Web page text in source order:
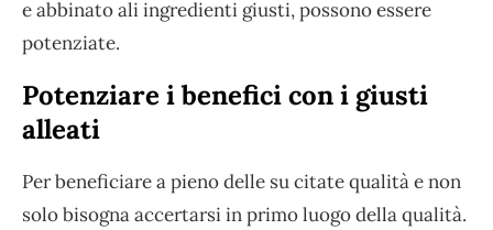
e abbinato ali ingredienti giusti, possono essere
potenziate.
Potenziare i benefici con i giusti
alleati
Per beneficiare a pieno delle su citate qualità e non
solo bisogna accertarsi in primo luogo della qualità.